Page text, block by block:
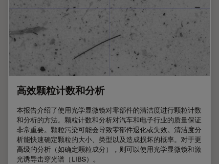
高效颗粒计数和分析
本报告介绍了使用光学显微镜对零部件的清洁度进行颗粒计数
和分析的方法。颗粒计数和分析对汽车和电子行业的质量保证
非常重要。颗粒污染可能会导致零部件退化或失效。清洁度分
析能快速确定颗粒的大小、类型以及造成损坏的概率。对于更
高级的分析（如确定颗粒成分），则可以使用光学显微镜和激
光诱导击穿光谱（LIBS）。